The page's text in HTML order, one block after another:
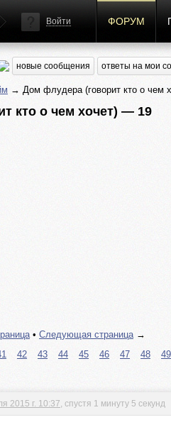
Войти ФОРУМ
новые сообщения ответы на мои
→ Дом флудера (говорит кто о чем
кто о чем хочет) — 19
• Следующая страница→
42 43 44 45 46 47 48
49
2015 г. 10:37 , спустя 1 минуту 5 секунд